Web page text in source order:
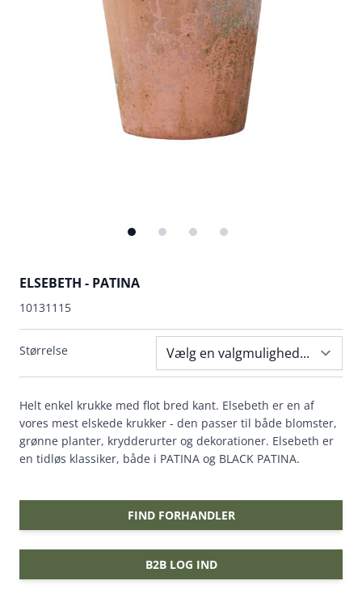
ELSEBETH - PATINA
10131115
Størrelse
Helt enkel krukke med flot bred kant. Elsebeth er en af
vores mest elskede krukker - den passer til både blomster,
grønne planter, krydderurter og dekorationer. Elsebeth er
en tidløs klassiker, både i PATINA og BLACK PATINA.
FIND FORHANDLER
B2B LOG IND